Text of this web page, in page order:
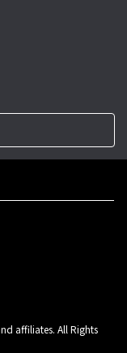
affiliates. All Rights